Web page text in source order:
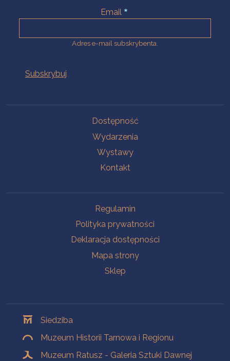
Email
Adres e-mail subskrybenta.
Dostępność
Wydarzenia
Wystawy
Kontakt
Regulamin
Polityka prywatności
Deklaracja dostępności
Mapa strony
Sklep
Siedziba
Muzeum Historii Tarnowa i Regionu
Muzeum Ratusz - Galeria Sztuki Dawnej